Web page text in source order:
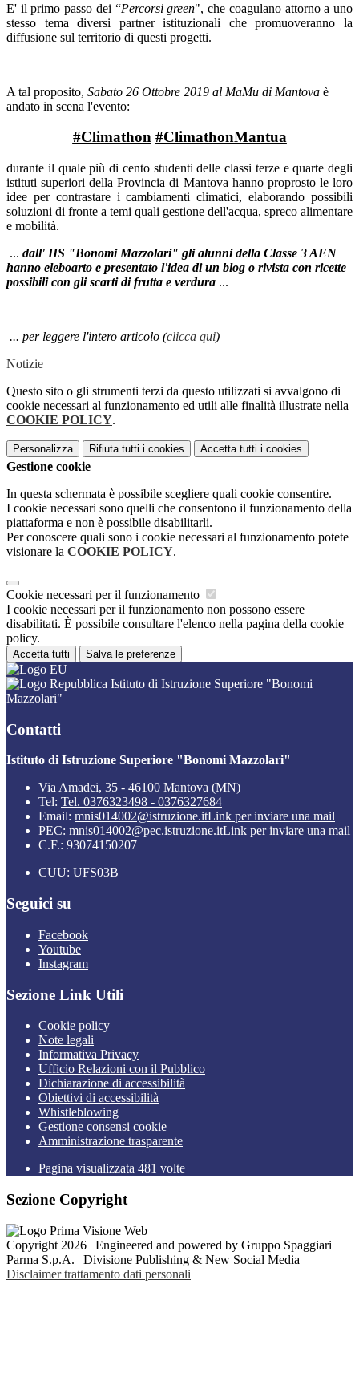
E' il primo passo dei “Percorsi green", che coagulano attorno a uno
stesso tema diversi partner istituzionali che promuoveranno la
diffusione sul territorio di questi progetti.
A tal proposito, Sabato 26 Ottobre 2019 al MaMu di Mantova è
andato in scena l'evento:
#Climathon #ClimathonMantua
durante il quale più di cento studenti delle classi terze e quarte degli
istituti superiori della Provincia di Mantova hanno proprosto le loro
idee per contrastare i cambiamenti climatici, elaborando possibili
soluzioni di fronte a temi quali gestione dell'acqua, spreco alimentare
e mobilità.
... dall' IIS "Bonomi Mazzolari" gli alunni della Classe 3 AEN
hanno eleboarto e presentato l'idea di un blog o rivista con ricette
possibili con gli scarti di frutta e verdura ...
... per leggere l'intero articolo (clicca qui)
Notizie
Questo sito o gli strumenti terzi da questo utilizzati si avvalgono di
cookie necessari al funzionamento ed utili alle finalità illustrate nella
COOKIE POLICY.
Personalizza Rifiuta tutti i cookies Accetta tutti i cookies
Gestione cookie
In questa schermata è possibile scegliere quali cookie consentire.
I cookie necessari sono quelli che consentono il funzionamento della
piattaforma e non è possibile disabilitarli.
Per conoscere quali sono i cookie necessari al funzionamento potete
visionare la COOKIE POLICY.
Cookie necessari per il funzionamento
I cookie necessari per il funzionamento non possono essere
disabilitati. È possibile consultare l'elenco nella pagina della cookie
policy.
Accetta tutti Salva le preferenze
Istituto di Istruzione Superiore "Bonomi
Mazzolari"
Contatti
Istituto di Istruzione Superiore "Bonomi Mazzolari"
Via Amadei, 35 - 46100 Mantova (MN)
Tel: Tel. 0376323498 - 0376327684
Email: mnis014002@istruzione.itLink per inviare una mail
PEC: mnis014002@pec.istruzione.itLink per inviare una mail
C.F.: 93074150207
CUU: UFS03B
Seguici su
Facebook
Youtube
Instagram
Sezione Link Utili
Cookie policy
Note legali
Informativa Privacy
Ufficio Relazioni con il Pubblico
Dichiarazione di accessibilità
Obiettivi di accessibilità
Whistleblowing
Gestione consensi cookie
Amministrazione trasparente
Pagina visualizzata 481 volte
Sezione Copyright
Copyright 2026 | Engineered and powered by Gruppo Spaggiari
Parma S.p.A. | Divisione Publishing & New Social Media
Disclaimer trattamento dati personali